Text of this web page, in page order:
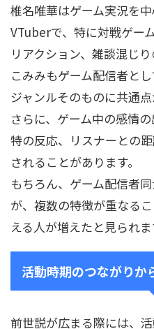
椎名唯華はゲーム実況を
VTuberで、特に対戦ゲー
リアクション、雑談混じ
こみみもゲーム配信者と
ジャンルそのものに共通点
さらに、ゲーム中の感情
特の反応、リスナーとの
されることがあります。
もちろん、ゲーム配信者
が、複数の特徴が重なる
える人が増えたと見られま
活動時期のつながりか
前世説が広まる際には、